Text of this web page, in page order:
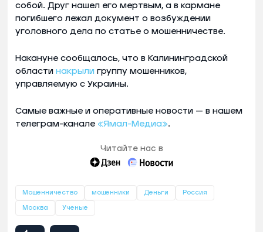
собой. Друг нашел его мертвым, а в кармане
погибшего лежал документ о возбуждении
уголовного дела по статье о мошенничестве.
Накануне сообщалось, что в Калининградской
области накрыли группу мошенников,
управляемую с Украины.
Самые важные и оперативные новости — в нашем
телеграм-канале «Ямал-Медиа».
Читайте нас в
Мошенничество мошенники Деньги Россия
Москва Ученые